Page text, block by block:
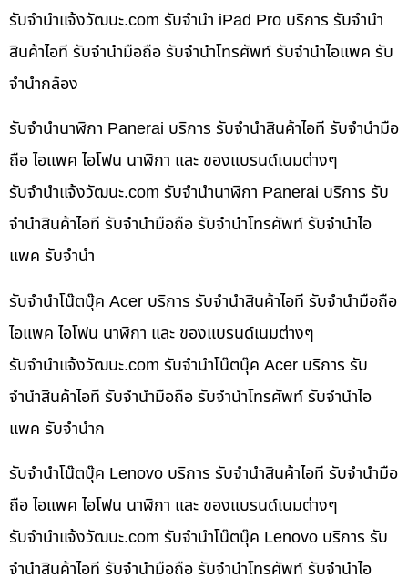
รับจํานําแจ้งวัฒนะ.com รับจำนำ iPad Pro บริการ รับจำนำ
สินค้าไอที รับจำนำมือถือ รับจำนำโทรศัพท์ รับจำนำไอแพค รับ
จำนำกล้อง
รับจำนำนาฬิกา Panerai บริการ รับจำนำสินค้าไอที รับจำนำมือ
ถือ ไอแพค ไอโฟน นาฬิกา และ ของแบรนด์เนมต่างๆ
รับจํานําแจ้งวัฒนะ.com รับจำนำนาฬิกา Panerai บริการ รับ
จำนำสินค้าไอที รับจำนำมือถือ รับจำนำโทรศัพท์ รับจำนำไอ
แพค รับจำนำ
รับจำนำโน๊ตบุ๊ค Acer บริการ รับจำนำสินค้าไอที รับจำนำมือถือ
ไอแพค ไอโฟน นาฬิกา และ ของแบรนด์เนมต่างๆ
รับจํานําแจ้งวัฒนะ.com รับจำนำโน๊ตบุ๊ค Acer บริการ รับ
จำนำสินค้าไอที รับจำนำมือถือ รับจำนำโทรศัพท์ รับจำนำไอ
แพค รับจำนำก
รับจำนำโน๊ตบุ๊ค Lenovo บริการ รับจำนำสินค้าไอที รับจำนำมือ
ถือ ไอแพค ไอโฟน นาฬิกา และ ของแบรนด์เนมต่างๆ
รับจํานําแจ้งวัฒนะ.com รับจำนำโน๊ตบุ๊ค Lenovo บริการ รับ
จำนำสินค้าไอที รับจำนำมือถือ รับจำนำโทรศัพท์ รับจำนำไอ